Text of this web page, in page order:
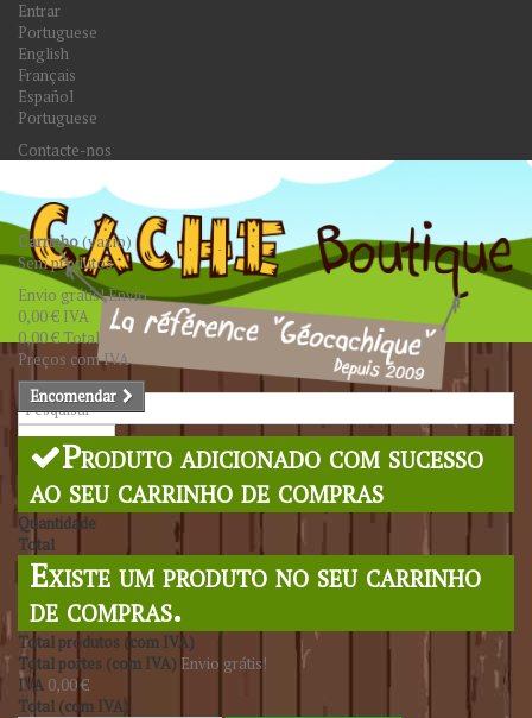
Entrar
Portuguese
English
Français
Español
Portuguese
Contacte-nos
Pesquisar
Carrinho(vazio)
Sem produtos
Envio grátis!Envio
0,00 € IVA
0,00 €Total
Preços com IVA
Encomendar
Produto adicionado com sucesso
ao seu carrinho de compras
Quantidade
Total
Existe um produto no seu carrinho
de compras.
Total produtos (com IVA)
Total portes (com IVA) Envio grátis!
IVA 0,00 €
Total (com IVA)